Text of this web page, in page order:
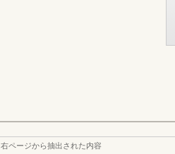
右ページから抽出された内容